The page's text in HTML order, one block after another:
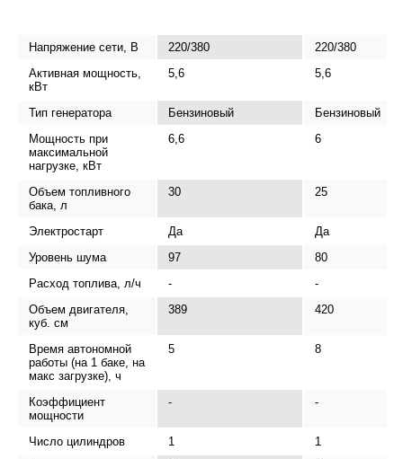
Напряжение сети, В 220/380
220/380
Активная мощность,
кВт
5,6 5,6
Тип генератора Бензиновый
Бензиновый
Мощность при
максимальной
нагрузке, кВт
6,6 6
Объем топливного
бака, л
30 25
Электростарт Да
Да
Уровень шума
97
80
Расход топлива, л/ч
-
-
Объем двигателя,
куб. см
389 420
Время автономной
работы (на 1 баке, на
макс загрузке), ч
5 8
Коэффициент
мощности
- -
Число цилиндров 1
1